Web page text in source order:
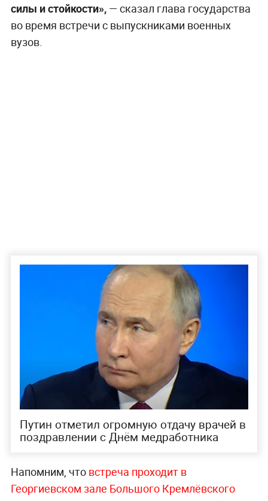
силы и стойкости», — сказал глава государства
во время встречи с выпускниками военных
вузов.
Путин отметил огромную отдачу врачей в
поздравлении с Днём медработника
Напомним, что встреча проходит в
Георгиевском зале Большого Кремлёвского